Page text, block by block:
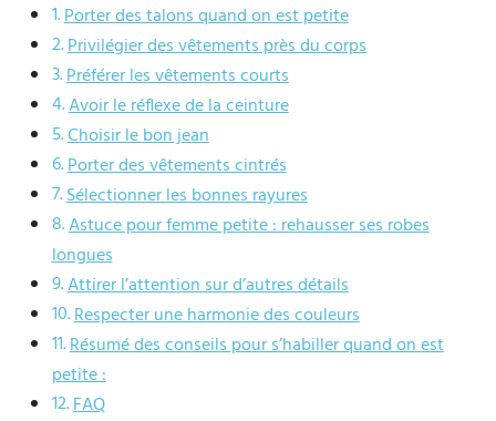
Porter des talons quand on est petite
Privilégier des vêtements près du corps
Préférer les vêtements courts
Avoir le réflexe de la ceinture
Choisir le bon jean
Porter des vêtements cintrés
Sélectionner les bonnes rayures
Astuce pour femme petite : rehausser ses robes
longues
Attirer l’attention sur d’autres détails
Respecter une harmonie des couleurs
Résumé des conseils pour s’habiller quand on est
petite :
FAQ